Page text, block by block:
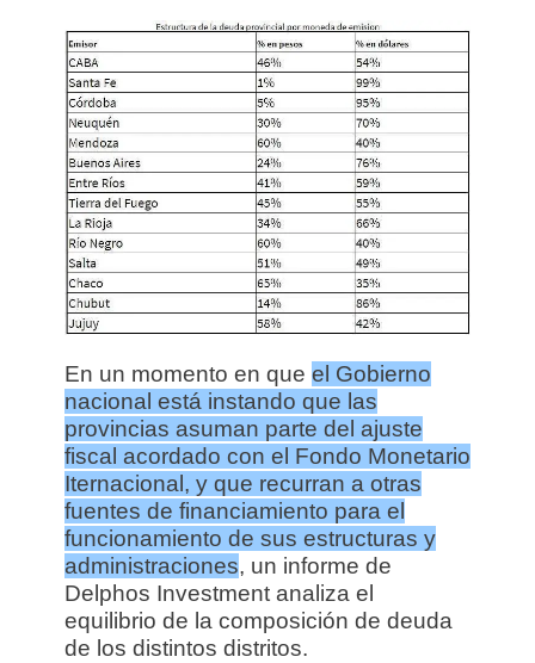
En un momento en que el Gobierno
nacional está instando que las
provincias asuman parte del ajuste
fiscal acordado con el Fondo Monetario
Iternacional, y que recurran a otras
fuentes de financiamiento para el
funcionamiento de sus estructuras y
administraciones, un informe de
Delphos Investment analiza el
equilibrio de la composición de deuda
de los distintos distritos.